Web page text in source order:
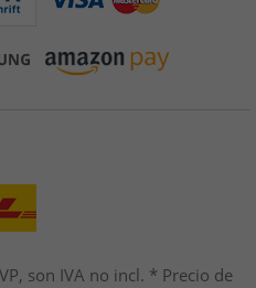
son IVA no incl. * Precio de